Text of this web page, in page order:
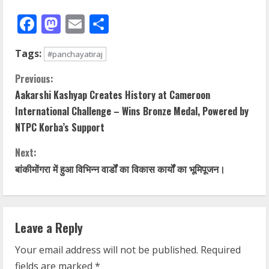
Facebook
Mastodon
Email
Tags: #panchayatiraj
Previous:
Aakarshi Kashyap Creates History at Cameroon
International Challenge – Wins Bronze Medal, Powered by
NTPC Korba’s Support
Next:
बांकीमोंगरा में हुआ विभिन्न वार्डों का विकास कार्यों का भूमिपूजन।
Leave a Reply
Your email address will not be published. Required
fields are marked *